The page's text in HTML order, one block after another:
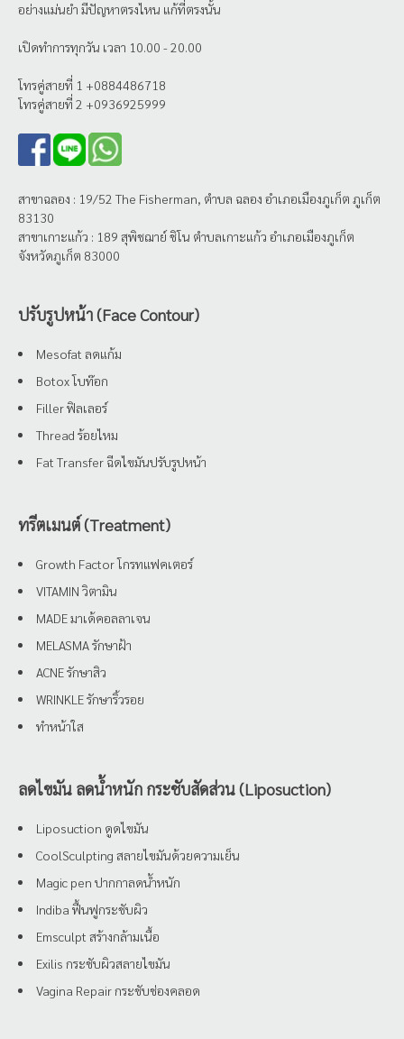
อย่างแม่นยำ มีปัญหาตรงไหน แก้ที่ตรงนั้น
เปิดทำการทุกวัน เวลา 10.00 - 20.00
โทรคู่สายที่ 1 +0884486718
โทรคู่สายที่ 2 +0936925999
สาขาฉลอง : 19/52 The Fisherman, ตำบล ฉลอง อำเภอเมืองภูเก็ต ภูเก็ต
83130
สาขาเกาะแก้ว : 189 สุพิชฌาย์ ชิโน ตำบลเกาะแก้ว อำเภอเมืองภูเก็ต
จังหวัดภูเก็ต 83000
ปรับรูปหน้า (Face Contour)
Mesofat ลดแก้ม
Botox โบท๊อก
Filler ฟิลเลอร์
Thread ร้อยไหม
Fat Transfer ฉีดไขมันปรับรูปหน้า
ทรีตเมนต์ (Treatment)
Growth Factor โกรทแฟคเตอร์
VITAMIN วิตามิน
MADE มาเด้คอลลาเจน
MELASMA รักษาฝ้า
ACNE รักษาสิว
WRINKLE รักษาริ้วรอย
ทำหน้าใส
ลดไขมัน ลดน้ำหนัก กระชับสัดส่วน (Liposuction)
Liposuction ดูดไขมัน
CoolSculpting สลายไขมันด้วยความเย็น
Magic pen ปากกาลดน้ำหนัก
Indiba ฟื้นฟูกระชับผิว
Emsculpt สร้างกล้ามเนื้อ
Exilis กระชับผิวสลายไขมัน
Vagina Repair กระชับช่องคลอด